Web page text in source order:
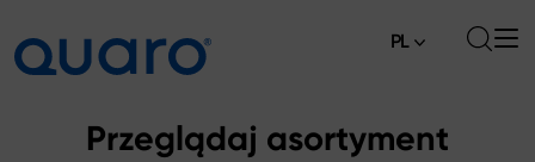
PL
Przeglądaj asortyment